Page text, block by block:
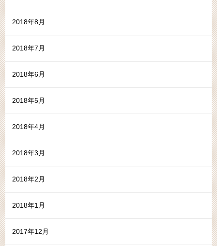
2018年8月
2018年7月
2018年6月
2018年5月
2018年4月
2018年3月
2018年2月
2018年1月
2017年12月